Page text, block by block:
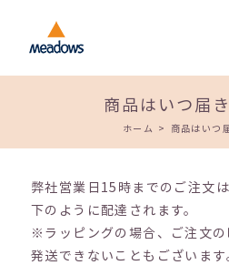
content
商品はいつ届
ホーム > 商品はいつ
弊社営業日15時までのご注文
下のように配達されます。
※ラッピングの場合、ご注文の
発送できないこともございます